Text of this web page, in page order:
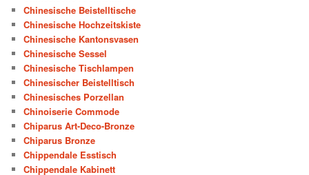
Chinesische Beistelltische
Chinesische Hochzeitskiste
Chinesische Kantonsvasen
Chinesische Sessel
Chinesische Tischlampen
Chinesischer Beistelltisch
Chinesisches Porzellan
Chinoiserie Commode
Chiparus Art-Deco-Bronze
Chiparus Bronze
Chippendale Esstisch
Chippendale Kabinett